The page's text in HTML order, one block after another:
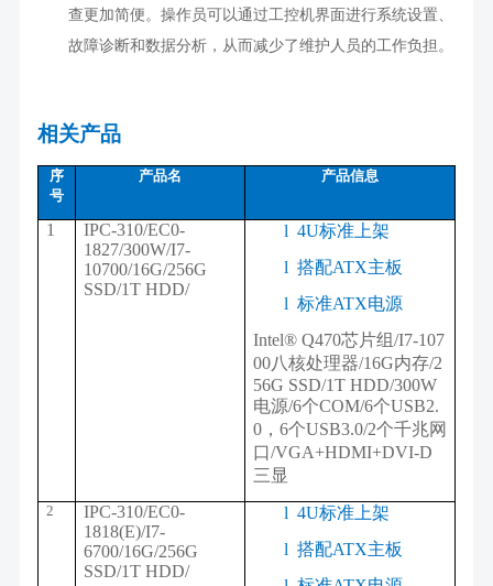
查更加简便。操作员可以通过工控机界面进行系统设置、
故障诊断和数据分析，从而减少了维护人员的工作负担。
相关产品
序
号
产品名 产品信息
1
IPC-310/EC0-
1827/300W/I7-
10700/16G/256G
SSD/1T HDD/
l 4U标准上架
l 搭配ATX主板
l 标准ATX电源
Intel® Q470芯片组/I7-107
00八核处理器/16G内存/2
56G SSD/1T HDD/300W
电源/6个COM/6个USB2.
0，6个USB3.0/2个千兆网
口/VGA+HDMI+DVI-D
三显
2
IPC-310/EC0-
1818(E)/I7-
6700/16G/256G
SSD/1T HDD/
l 4U标准上架
l 搭配ATX主板